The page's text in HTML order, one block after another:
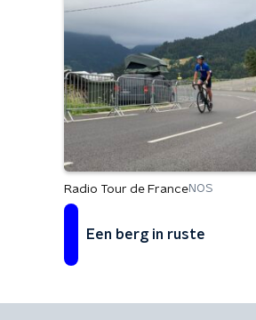
Radio Tour de FranceNOS
Een berg in ruste